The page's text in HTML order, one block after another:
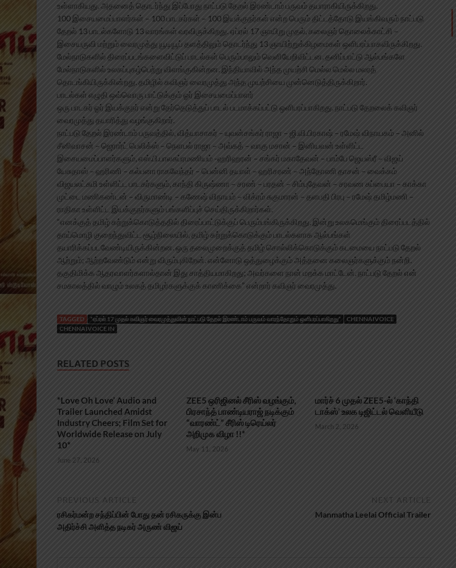
உள்ளாகியது. அதனைத் தொடர்ந்து இப்போது நாட்படு தேறல் இரண்டாம் பருவம் தயாராகியிருக்கிறது.
100 இசையமைப்பாளர்கள் – 100 பாடகர்கள் – 100 இயக்குநர்கள் என்ற பெரும் திட்டத்தோடு இயங்கிவரும் நாட்படு
தேறல் 13 பாடல்களோடு 13 வாரங்கள் வரவிருக்கிறது. ஏப்ரல் 17 ஞாயிறு முதல், கலைஞர் தொலைக்காட்சி –
இசையருவி மற்றும் வைரமுத்து யூடியூப் தளத்திலும் தொடர்ந்து 13 ஞாயிற்றுக்கிழமைகள் ஒளிபரப்பாகவிருக்கிறது.
மேல்நாடுகளில் திரைப்படங்களைவிட்டுப் பாடல்கள் பெரும்பாலும் வெளியேறிவிட்டன. தனிப்பாட்டு ஆல்பங்களே
மேல்நாடுகளில் உலகப்புகழ்பெற்று விளங்குகின்றன. இந்தியாவில் அந்த முயற்சி மெல்ல மெல்ல மலரத்
தொடங்கியிருக்கின்றது. தமிழில் கவிஞர் வைரமுத்து அந்த முயற்சியை முன்னெடுத்திருக்கிறார்.
பாடல்கள் எழுதி ஒவ்வொரு பாட்டுக்கும் ஓர் இசையமைப்பாளர்
ஒரு பாடகர் ஓர் இயக்குநர் என்று தேர்தெடுத்துப் பாடல் படமாக்கப்பட்டு ஒளிபரப்பாகிறது. நாட்படு தேறலைக் கவிஞர்
வைரமுத்து தயாரித்து வழங்குகிறார்.
நாட்படு தேறல் இரண்டாம் பருவத்தில், வித்யாசாகர் – யுவன்சங்கர் ராஜா – ஜி.வி.பிரகாஷ் – ரமேஷ் விநாயகம் – அனில்
சீனிவாசன் – ஜெரார்ட் பெலிக்ஸ் – நெளபல் ராஜா – அவ்கத் – வாகு மசான் – இனியவன் உள்ளிட்ட
இசையமைப்பாளர்களும், எஸ்.பி.பாலசுப்ரமணியம் -ஹரிஹரன் – சங்கர் மகாதேவன் – பாம்பே ஜெயஸ்ரீ – விஜய்
யேசுதாஸ் – ஹரிணி – கல்பனா ராகவேந்தர் – பென்னி தயாள் – ஹரிசரண் – அந்தோணி தாசன் – வைக்கம்
விஜயலட்சுமி உள்ளிட்ட பாடகர்களும், காந்தி கிருஷ்ணா – சரண் – பரதன் – சிம்புதேவன் – சரவண சுப்பையா – காக்கா
முட்டை மணிகண்டன் – விருமாண்டி – கணேஷ் விநாயம் – விக்ரம் சுகுமாரன் – தளபதி பிரபு – ரமேஷ் தமிழ்மணி –
ராதிகா உள்ளிட்ட இயக்குநர்களும் பங்களிப்புச் செய்திருக்கிறார்கள்.
“எனக்குத் தமிழ் கற்றுக்கொடுத்ததில் திரைப்பாட்டுக்குப் பெரும்பங்கிருக்கிறது. இன்று உலகமெங்கும் திரைப்படத்தில்
தாய்மொழி குறைந்துவிட்ட சூழ்நிலையில், தமிழ் கற்றுக்கொடுக்கும் பாடல்களாக ஆல்பங்கள்
தயாரிக்கப்படவேண்டியிருக்கின்றன. ஒரு தலைமுறைக்குத் தமிழ் சொல்லிக்கொடுக்கும் கடமையை நாட்படு தேறல்
ஆற்றும்; ஆற்றவேண்டும் என்று விரும்புகிறேன். என்னோடு ஒத்துழைக்கும் அத்தனை கலைஞர்களுக்கும் நன்றி.
தகுதிமிக்க ஆதரவாளர்களால்தான் இது சாத்தியமாகிறது; அவர்களை நான் மறக்க மாட்டேன். நாட்படு தேறல் என்
சமகாலத்தில் வாழும் உலகத் தமிழர்களுக்குக் காணிக்கை” என்றார் கவிஞர் வைரமுத்து.
TAGGED *ஏப்ரல் 17 முதல் கவிஞர் வைரமுத்துவின் நாட்படு தேறல் இரண்டாம் பருவம் வாரந்தோறும் ஒளிபரப்பாகிறது*
CHENNAIVOICE
CHENNAIVOICE IN
RELATED POSTS
*Love Oh Love’ Audio and
Trailer Launched Amidst
Industry Cheers; Film Set for
Worldwide Release on July
10*
June 27, 2026
ZEE5 ஒரிஜினல் சீரிஸ் வழங்கும்,
பிரசாந்த் பாண்டியராஜ் நடிக்கும்
“வாரண்ட்” சீரிஸ் டிரெய்லர்
அறிமுக விழா !!*
May 11, 2026
மார்ச் 6 முதல் ZEE5-ல் ‘காந்தி
டாக்ஸ்’ உலக டிஜிட்டல் வெளியீடு
March 2, 2026
PREVIOUS ARTICLE
ரசிகர்மன்ற சந்திப்பின் போது தன் ரசிகருக்கு இன்ப
அதிர்ச்சி அளித்த நடிகர் அருண் விஜய்
NEXT ARTICLE
Manmatha Leelai Official Trailer